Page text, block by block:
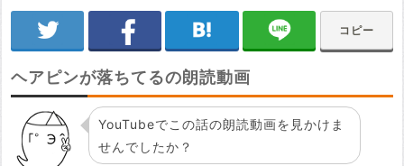
コピー
ヘアピンが落ちてるの朗読動画
YouTubeでこの話の朗読動画を見かけま
せんでしたか？